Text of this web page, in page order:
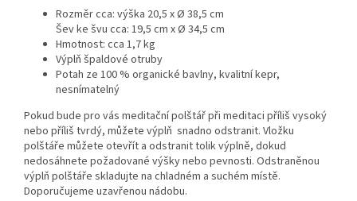
Rozměr cca: výška 20,5 x Ø 38,5 cm
Šev ke švu cca: 19,5 cm x Ø 34,5 cm
Hmotnost: cca 1,7 kg
Výplň špaldové otruby
Potah ze 100 % organické bavlny, kvalitní kepr,
nesnímatelný
Pokud bude pro vás meditační polštář při meditaci příliš vysoký
nebo příliš tvrdý, můžete výplň snadno odstranit. Vložku
polštáře můžete otevřít a odstranit tolik výplně, dokud
nedosáhnete požadované výšky nebo pevnosti. Odstraněnou
výplň polštáře skladujte na chladném a suchém místě.
Doporučujeme uzavřenou nádobu.